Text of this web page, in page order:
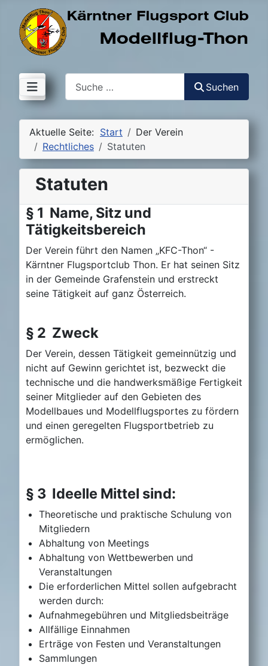
Suchen
Aktuelle Seite: Start
Der Verein
Rechtliches
Statuten
Statuten
§ 1 Name, Sitz und
Tätigkeitsbereich
Der Verein führt den Namen „KFC-Thon“ -
Kärntner Flugsportclub Thon. Er hat seinen Sitz
in der Gemeinde Grafenstein und erstreckt
seine Tätigkeit auf ganz Österreich.
§ 2 Zweck
Der Verein, dessen Tätigkeit gemeinnützig und
nicht auf Gewinn gerichtet ist, bezweckt die
technische und die handwerksmäßige Fertigkeit
seiner Mitglieder auf den Gebieten des
Modellbaues und Modellflugsportes zu fördern
und einen geregelten Flugsportbetrieb zu
ermöglichen.
§ 3 Ideelle Mittel sind:
Theoretische und praktische Schulung von
Mitgliedern
Abhaltung von Meetings
Abhaltung von Wettbewerben und
Veranstaltungen
Die erforderlichen Mittel sollen aufgebracht
werden durch:
Aufnahmegebühren und Mitgliedsbeiträge
Allfällige Einnahmen
Erträge von Festen und Veranstaltungen
Sammlungen